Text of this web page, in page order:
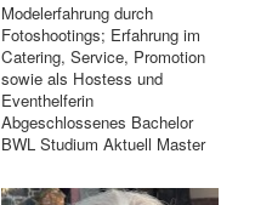
Modelerfahrung durch
Fotoshootings; Erfahrung im
Catering, Service, Promotion
sowie als Hostess und
Eventhelferin
Abgeschlossenes Bachelor
BWL Studium Aktuell Master
Transform...